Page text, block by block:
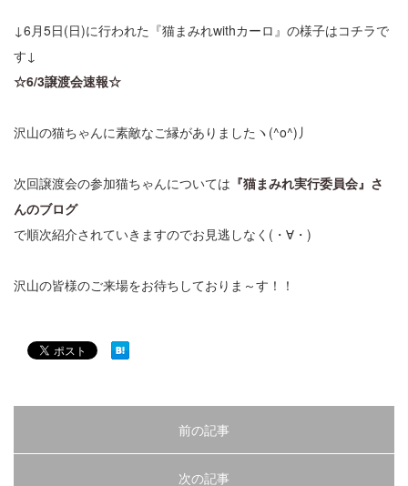
↓6月5日(日)に行われた『猫まみれwithカーロ』の様子はコチラで
す↓
☆6/3譲渡会速報☆
沢山の猫ちゃんに素敵なご縁がありましたヽ(^o^)丿
次回譲渡会の参加猫ちゃんについては 『猫まみれ実行委員会』さ
んのブログ
で順次紹介されていきますのでお見逃しなく(・∀・)
沢山の皆様のご来場をお待ちしておりま～す！！
前の記事
次の記事